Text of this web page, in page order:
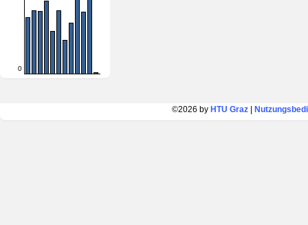
0
©2026 by HTU Graz|